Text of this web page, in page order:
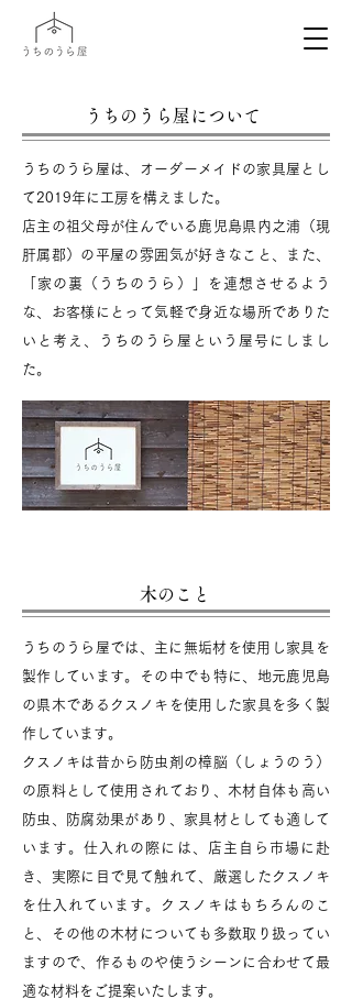
うちのうら屋について
​うちのうら屋は、オーダーメイドの家具屋とし
て2019年に工房を構えました。
店主の祖父母が住んでいる鹿児島県内之浦（現
肝属郡）の平屋の雰囲気が好きなこと、また、
「家の裏（うちのうら）」を連想させるよう
な、お客様にとって気軽で身近な場所でありた
いと考え、うちのうら屋という屋号にしまし
た。
​木のこと
​うちのうら屋では、主に無垢材を使用し家具を
製作しています。その中でも特に、地元鹿児島
の県木であるクスノキを使用した家具を多く製
作しています。
クスノキは昔から防虫剤の樟脳（しょうのう）
の原料として使用されており、木材自体も高い
防虫、防腐効果があり、家具材としても適して
います。仕入れの際には、店主自ら市場に赴
き、実際に目で見て触れて、厳選したクスノキ
を仕入れています。クスノキはもちろんのこ
と、その他の木材についても多数取り扱ってい
ますので、作るものや使うシーンに合わせて最
適な材料をご提案いたします。